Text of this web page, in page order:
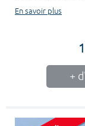
En savoir plus
+